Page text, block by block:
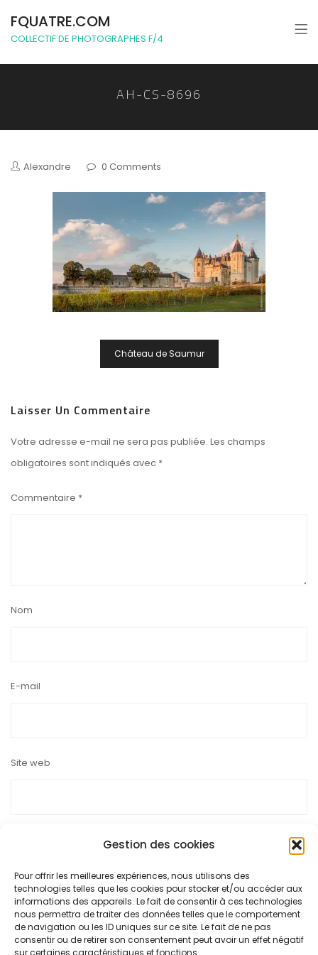
Gestion des cookies
Pour offrir les meilleures expériences, nous utilisons des
technologies telles que les cookies pour stocker et/ou accéder aux
informations des appareils. Le fait de consentir à ces technologies
nous permettra de traiter des données telles que le comportement
de navigation ou les ID uniques sur ce site. Le fait de ne pas
consentir ou de retirer son consentement peut avoir un effet négatif
sur certaines caractéristiques et fonctions.
FQUATRE.COM
COLLECTIF DE PHOTOGRAPHES F/4
AH-CS-8696
Alexandre 0 Comments
Château de Saumur
Laisser Un Commentaire
Votre adresse e-mail ne sera pas publiée. Les champs
obligatoires sont indiqués avec *
Commentaire *
Nom
E-mail
Site web
Ce site utilise Akismet pour réduire les indésirables.
plus sur la façon dont les données de vos commentaires sont
traitées.